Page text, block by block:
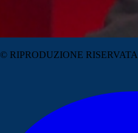
© RIPRODUZIONE RISERVATA